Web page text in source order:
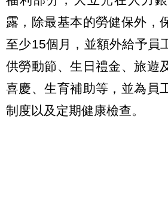
露，除最基本的勞健保外，
至少15個月，並額外給予員
供勞動節、生日禮金、旅遊
喜慶、生育補助等，並為員
制度以及定期健康檢查。